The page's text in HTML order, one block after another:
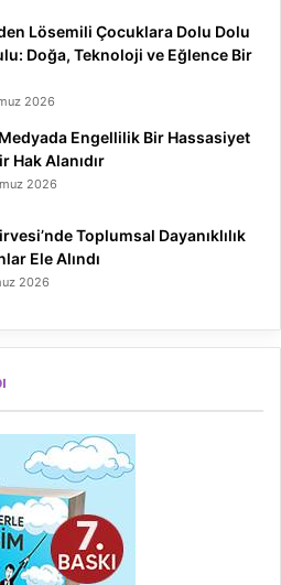
Lösemili Çocuklara Dolu Dolu
Doğa, Teknoloji ve Eğlence Bir
2026
Engellilik Bir Hassasiyet
Hak Alanıdır
2026
Toplumsal Dayanıklılık
Ele Alındı
2026